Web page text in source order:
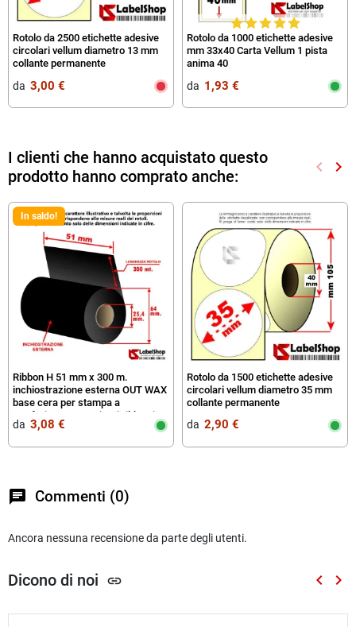
Rotolo da 2500 etichette adesive
circolari vellum diametro 13 mm
collante permanente
da‎ ‎ 3,00 €
Rotolo da 1000 etichette adesive
mm 33x40 Carta Vellum 1 pista
anima 40
da‎ ‎ 1,93 €
I clienti che hanno acquistato questo
prodotto hanno comprato anche:
keyboard_arrow_left keyboard_arrow_right
In saldo!
Ribbon H 51 mm x 300 m.
inchiostrazione esterna OUT WAX
base cera per stampa a
trasferimento termico (Ribbon in
Cera)
da‎ ‎ 3,08 €
Rotolo da 1500 etichette adesive
circolari vellum diametro 35 mm
collante permanente
da‎ ‎ 2,90 €
chat Commenti (0)
Ancora nessuna recensione da parte degli utenti.
Dicono di noi link keyboard_arrow_left keyboard_arrow_right